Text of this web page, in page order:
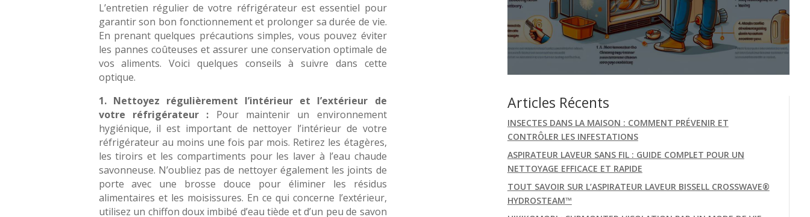
L’entretien régulier de votre réfrigérateur est essentiel pour
garantir son bon fonctionnement et prolonger sa durée de vie.
En prenant quelques précautions simples, vous pouvez éviter
les pannes coûteuses et assurer une conservation optimale de
vos aliments. Voici quelques conseils à suivre dans cette
optique.
1. Nettoyez régulièrement l’intérieur et l’extérieur de
votre réfrigérateur : Pour maintenir un environnement
hygiénique, il est important de nettoyer l’intérieur de votre
réfrigérateur au moins une fois par mois. Retirez les étagères,
les tiroirs et les compartiments pour les laver à l’eau chaude
savonneuse. N’oubliez pas de nettoyer également les joints de
porte avec une brosse douce pour éliminer les résidus
alimentaires et les moisissures. En ce qui concerne l’extérieur,
utilisez un chiffon doux imbibé d’eau tiède et d’un peu de savon
Articles Récents
INSECTES DANS LA MAISON : COMMENT PRÉVENIR ET
CONTRÔLER LES INFESTATIONS
ASPIRATEUR LAVEUR SANS FIL : GUIDE COMPLET POUR UN
NETTOYAGE EFFICACE ET RAPIDE
TOUT SAVOIR SUR L’ASPIRATEUR LAVEUR BISSELL CROSSWAVE®
HYDROSTEAM™